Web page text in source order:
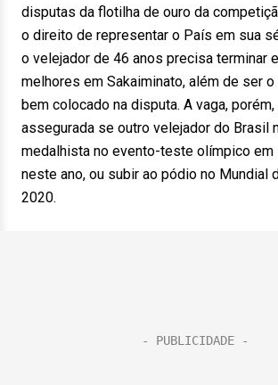
disputas da flotilha de ouro da
o direito de representar o País em sua
o velejador de 46 anos precisa terminar
melhores em Sakaiminato, além de ser
bem colocado na disputa. A vaga,
assegurada se outro velejador do Brasil
medalhista no evento-teste olímpico em
neste ano, ou subir ao pódio no Mundial
2020.